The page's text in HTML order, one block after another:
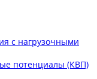
с нагрузочными
потенциалы (КВП)